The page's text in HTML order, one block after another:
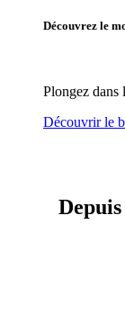
Découvrez le
Plongez dans
Découvrir le